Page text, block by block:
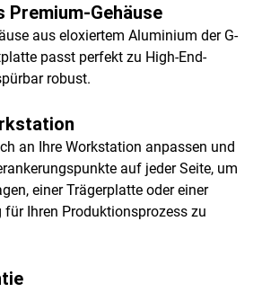
Gehäuse
aus eloxiertem Aluminium der G-
passt perfekt zu High-End-
robust.
an Ihre Workstation anpassen und
auf jeder Seite, um
einer Trägerplatte oder einer
für Ihren Produktionsprozess zu